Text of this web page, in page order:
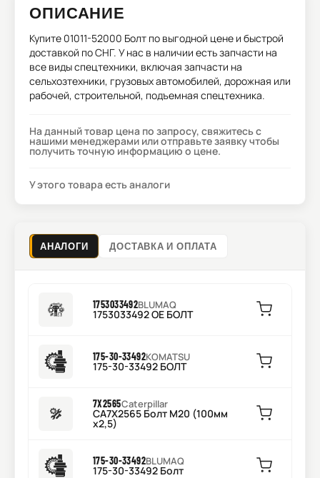
ОПИСАНИЕ
Купите 01011-52000 Болт по выгодной цене и быстрой
доставкой по СНГ. У нас в наличии есть запчасти на
все виды спецтехники, включая запчасти на
сельхозтехники, грузовых автомобилей, дорожная или
рабочей, строительной, подъемная спецтехника.
На данный товар цена по запросу, свяжитесь с
нашими менеджерами или отправьте заявку чтобы
получить точную информацию о цене.
У этого товара есть аналоги
АНАЛОГИ ДОСТАВКА И ОПЛАТА
1753033492BLUMAQ
1753033492 OE БОЛТ
175-30-33492KOMATSU
175-30-33492 БОЛТ
7X2565Caterpillar
CA7X2565 Болт M20 (100мм
x2,5)
175-30-33492BLUMAQ
175-30-33492 Болт